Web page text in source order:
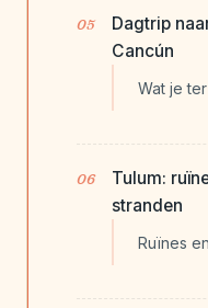
Dagtrip
Cancún
Wat je
Tulum:
stranden
Ruïnes